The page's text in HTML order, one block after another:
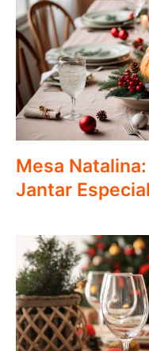
Mesa
Jantar Especial